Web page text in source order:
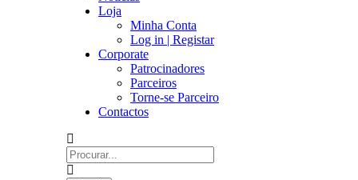
Loja
Minha Conta
Log in | Registar
Corporate
Patrocinadores
Parceiros
Torne-se Parceiro
Contactos